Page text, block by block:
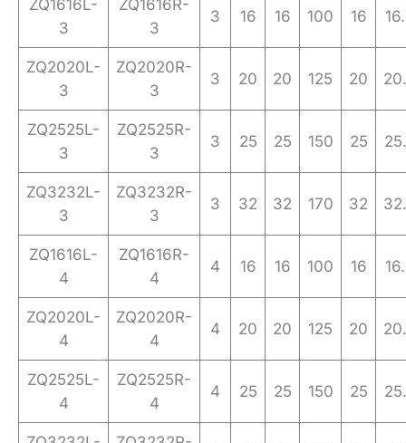
ZQ1616L-
3
ZQ1616R-
3
3 16 16 100 16
ZQ2020L-
3
ZQ2020R-
3
3 20 20 125 20
ZQ2525L-
3
ZQ2525R-
3
3 25 25 150 25
ZQ3232L-
3
ZQ3232R-
3
3 32 32 170 32
ZQ1616L-
4
ZQ1616R-
4
4 16 16 100 16
ZQ2020L-
4
ZQ2020R-
4
4 20 20 125 20
ZQ2525L-
4
ZQ2525R-
4
4 25 25 150 25